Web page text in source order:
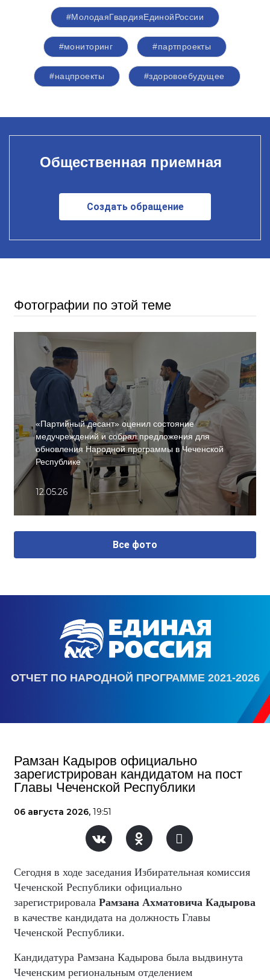
#МолодаяГвардияЕдинойРоссии
#мониторинг #партпроекты
#нацпроекты #здоровоебудущее
Общественная приемная
Создать обращение
Фотографии по этой теме
«Партийный десант» оценил состояние
медучреждений и собрал предложения для
обновления Народной программы в Чеченской
Республике
12.05.26
Все фото
ОТЧЕТ ПО НАРОДНОЙ ПРОГРАММЕ 2021-2026
Рамзан Кадыров официально
зарегистрирован кандидатом на пост
Главы Чеченской Республики
06 августа 2026, 19:51
Сегодня в ходе заседания Избирательная комиссия
Чеченской Республики официально
зарегистрировала Рамзана Ахматовича Кадырова
в качестве кандидата на должность Главы
Чеченской Республики.
Кандидатура Рамзана Кадырова была выдвинута
Чеченским региональным отделением